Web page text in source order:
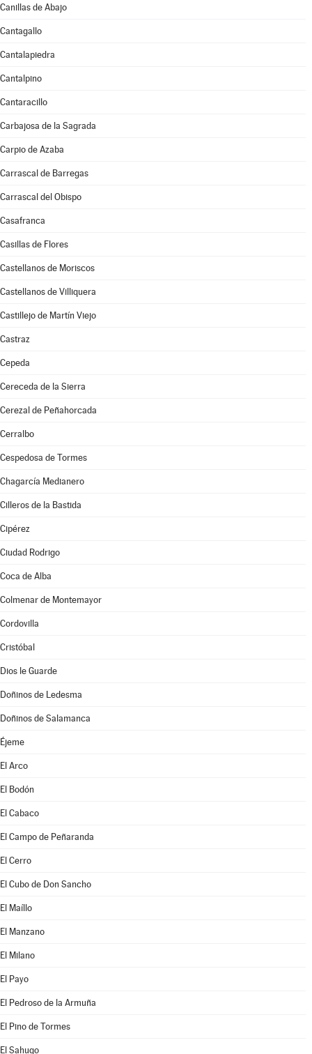
Canillas de Abajo
Cantagallo
Cantalapiedra
Cantalpino
Cantaracillo
Carbajosa de la Sagrada
Carpio de Azaba
Carrascal de Barregas
Carrascal del Obispo
Casafranca
Casillas de Flores
Castellanos de Moriscos
Castellanos de Villiquera
Castillejo de Martín Viejo
Castraz
Cepeda
Cereceda de la Sierra
Cerezal de Peñahorcada
Cerralbo
Cespedosa de Tormes
Chagarcía Medianero
Cilleros de la Bastida
Cipérez
Ciudad Rodrigo
Coca de Alba
Colmenar de Montemayor
Cordovilla
Cristóbal
Dios le Guarde
Doñinos de Ledesma
Doñinos de Salamanca
Éjeme
El Arco
El Bodón
El Cabaco
El Campo de Peñaranda
El Cerro
El Cubo de Don Sancho
El Maíllo
El Manzano
El Milano
El Payo
El Pedroso de la Armuña
El Pino de Tormes
El Sahugo